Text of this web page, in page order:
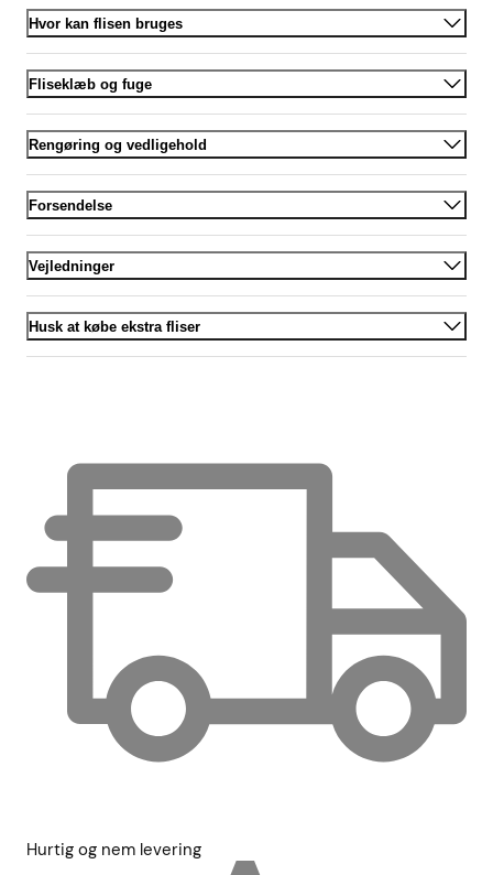
Hvor kan flisen bruges
Fliseklæb og fuge
Rengøring og vedligehold
Forsendelse
Vejledninger
Husk at købe ekstra fliser
Hurtig og nem levering